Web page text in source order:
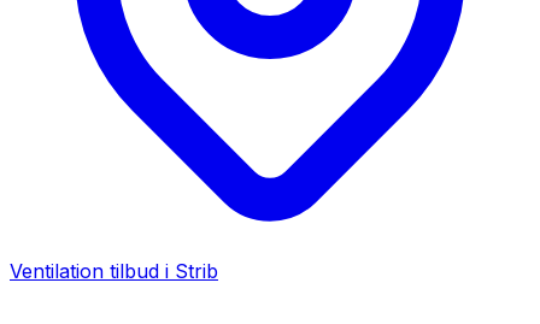
Ventilation tilbud i Strib